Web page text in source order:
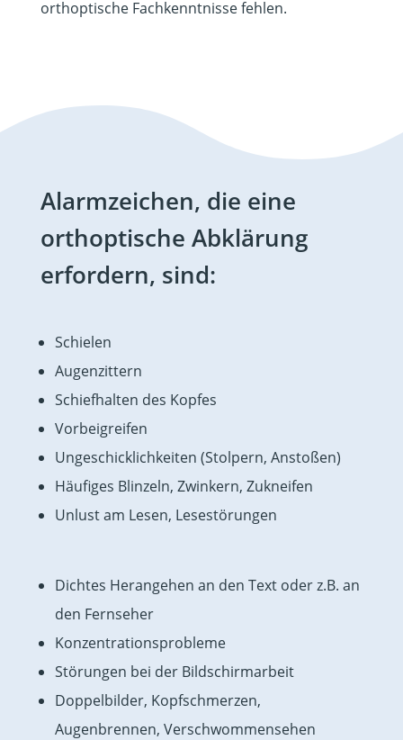
orthoptische Fachkenntnisse fehlen.
Alarmzeichen, die eine
orthoptische Abklärung
erfordern, sind:
Schielen
Augenzittern
Schiefhalten des Kopfes
Vorbeigreifen
Ungeschicklichkeiten (Stolpern, Anstoßen)
Häufiges Blinzeln, Zwinkern, Zukneifen
Unlust am Lesen, Lesestörungen
Dichtes Herangehen an den Text oder z.B. an
den Fernseher
Konzentrationsprobleme
Störungen bei der Bildschirmarbeit
Doppelbilder, Kopfschmerzen,
Augenbrennen, Verschwommensehen